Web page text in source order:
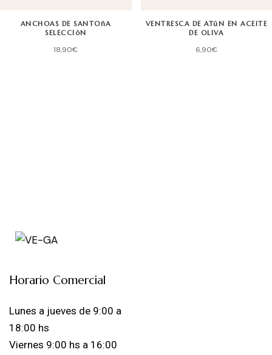
ANCHOAS DE SANTOñA
SELECCIóN
18,90€
VENTRESCA DE ATúN EN ACEITE
DE OLIVA
6,90€
Horario Comercial
Lunes a jueves de 9:00 a
18:00 hs
Viernes 9:00 hs a 16:00